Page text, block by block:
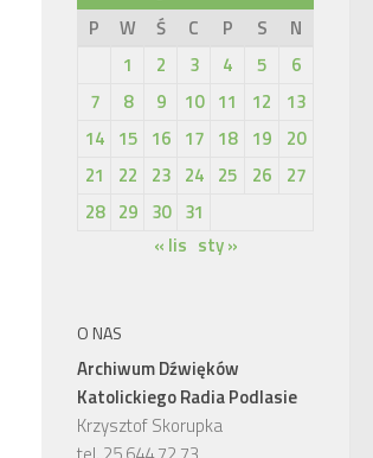
P
W Ś C P S
N
1
2 3 4 5
6
7
8 9 10 11 12
13
14 15 16 17 18 19
20
21
22 23 24 25 26
27
28 29 30 31
« lis sty »
O NAS
Archiwum Dźwięków
Katolickiego Radia Podlasie
Krzysztof Skorupka